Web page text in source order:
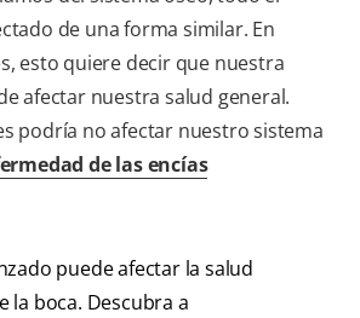
de una forma similar. En
esto quiere decir que nuestra
afectar nuestra salud general.
podría no afectar nuestro sistema
de las encías
puede afectar la salud
la boca. Descubra a